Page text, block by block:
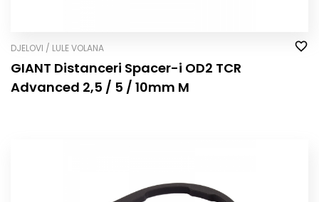
DJELOVI / LULE VOLANA
GIANT Distanceri Spacer-i OD2 TCR
Advanced 2,5 / 5 / 10mm M